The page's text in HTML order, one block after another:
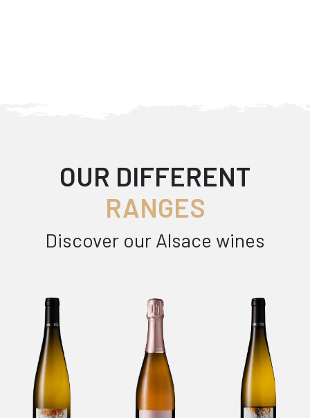
OUR DIFFERENT
RANGES
Discover our Alsace wines